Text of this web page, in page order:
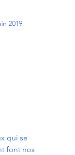
2019
qui se
font nos